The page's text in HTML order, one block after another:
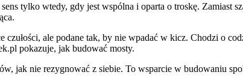
tylko wtedy, gdy jest wspólna i oparta o troskę. Zamiast
ale podane tak, by nie wpadać w kicz. Chodzi o
pokazuje, jak budować mosty.
jak nie rezygnować z siebie. To wsparcie w budowaniu